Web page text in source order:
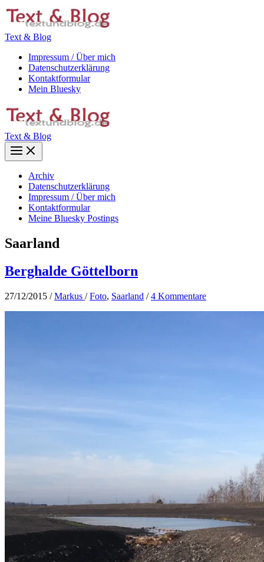
Zum
Inhalt
Text & Blog
Impressum / Über mich
Datenschutzerklärung
Kontaktformular
Mein Bluesky
Text & Blog
Main
Menu
Archiv
Datenschutzerklärung
Impressum / Über mich
Kontaktformular
Meine Bluesky Postings
Saarland
Berghalde Göttelborn
27/12/2015 /Markus /Foto, Saarland /4 Kommentare